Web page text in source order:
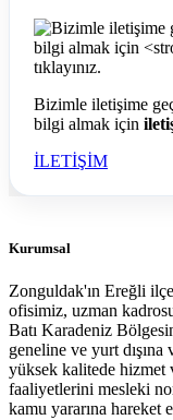
Bizimle iletişime
bilgi almak için
İLETİŞİM
Kurumsal
Zonguldak'ın Ereğli
ofisimiz, uzman
Batı Karadeniz
geneline ve yurt
yüksek kalitede hizmet
faaliyetlerini mesleki
kamu yararına hareket